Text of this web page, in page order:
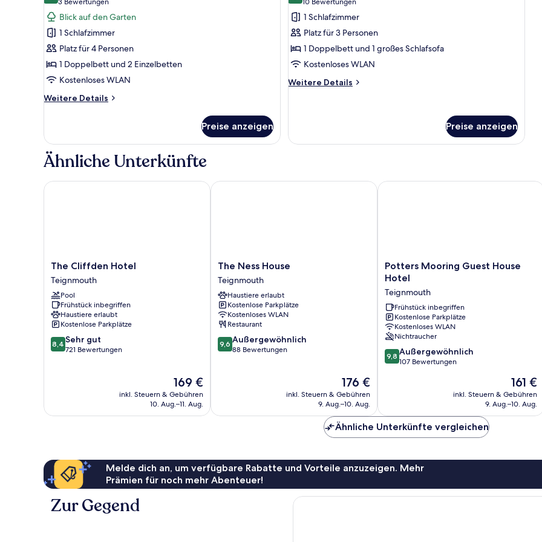
Familien-
Suite,
mit
Bad,
Gartenblick
anzeigen
(3
Bewertungen)
Blick auf den Garten
1 Schlafzimmer
Platz für 4 Personen
1 Doppelbett und 2 Einzelbetten
Kostenloses WLAN
Weitere Details
Weitere
Suite,
mit
Bad,
Preise anzeigen
Comfort-
Suite,
mit
Bad
anzeigen
(10
Bewertungen)
1 Schlafzimmer
Platz für 3 Personen
1 Doppelbett und 1 großes Schlafsofa
Kostenloses WLAN
Weitere Details
Weitere
mit
Bad
Preise anzeigen
Ähnliche Unterkünfte
The
Cliffden
Hotel
Teignmouth
The Cliffden Hotel
Teignmouth
Pool
Frühstück inbegriffen
Haustiere erlaubt
Kostenlose Parkplätze
8.4
von
8,4 Sehr gut
721 Bewertungen
Der
Preis
beträgt
169 €
inkl. Steuern & Gebühren
10. Aug.–11. Aug.
The Cliffden Hotel
The
Ness
House
Teignmouth
The Ness House
Teignmouth
Haustiere erlaubt
Kostenlose Parkplätze
Kostenloses WLAN
Restaurant
9.6
von
9,6 Außergewöhnlich
88 Bewertungen
Der
Preis
beträgt
176 €
inkl. Steuern & Gebühren
9. Aug.–10. Aug.
The Ness House
Potters
Mooring
House
Hotel
Teignmouth
Potters Mooring Guest House
Hotel
Teignmouth
Frühstück inbegriffen
Kostenlose Parkplätze
Kostenloses WLAN
Nichtraucher
9.8
von
9,8 Außergewöhnlich
107 Bewertungen
Der
Preis
beträgt
161 €
inkl. Steuern & Gebühren
9. Aug.–10. Aug.
Potters Mooring Guest House Hotel
Ähnliche Unterkünfte vergleichen
Melde dich an, um verfügbare Rabatte und Vorteile anzuzeigen. Mehr
Prämien für noch mehr Abenteuer!
Zur Gegend